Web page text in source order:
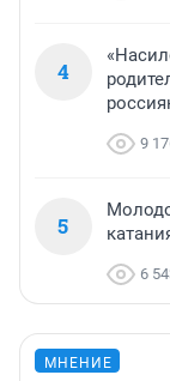
4
9
5
6
МНЕНИЕ